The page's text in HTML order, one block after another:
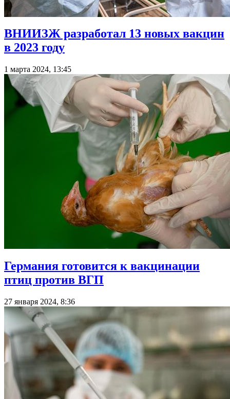
ВНИИЗЖ разработал 13 новых вакцин
в 2023 году
1 марта 2024, 13:45
Германия готовится к вакцинации
птиц против ВГП
27 января 2024, 8:36